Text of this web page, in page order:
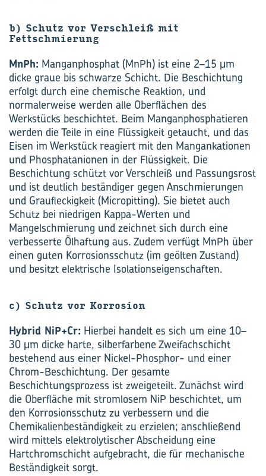
b) Schutz vor Verschleiß mit
Fettschmierung
MnPh: Manganphosphat (MnPh) ist eine 2–15 μm
dicke graue bis schwarze Schicht. Die Beschichtung
erfolgt durch eine chemische Reaktion, und
normalerweise werden alle Oberflächen des
Werkstücks beschichtet. Beim Manganphosphatieren
werden die Teile in eine Flüssigkeit getaucht, und das
Eisen im Werkstück reagiert mit den Mangankationen
und Phosphatanionen in der Flüssigkeit. Die
Beschichtung schützt vor Verschleiß und Passungsrost
und ist deutlich beständiger gegen Anschmierungen
und Graufleckigkeit (Micropitting). Sie bietet auch
Schutz bei niedrigen Kappa-Werten und
Mangelschmierung und zeichnet sich durch eine
verbesserte Ölhaftung aus. Zudem verfügt MnPh über
einen guten Korrosionsschutz (im geölten Zustand)
und besitzt elektrische Isolationseigenschaften.
c) Schutz vor Korrosion
Hybrid NiP+Cr: Hierbei handelt es sich um eine 10–
30 μm dicke harte, silberfarbene Zweifachschicht
bestehend aus einer Nickel-Phosphor- und einer
Chrom-Beschichtung. Der gesamte
Beschichtungsprozess ist zweigeteilt. Zunächst wird
die Oberfläche mit stromlosem NiP beschichtet, um
den Korrosionsschutz zu verbessern und die
Chemikalienbeständigkeit zu erzielen; anschließend
wird mittels elektrolytischer Abscheidung eine
Hartchromschicht aufgebracht, die für mechanische
Beständigkeit sorgt.